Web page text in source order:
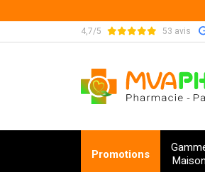
4,7/5 53 avis
MVA Pharma Votre
Promotions
Maison